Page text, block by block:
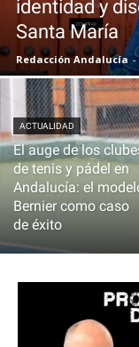
identidad y
Santa María
Redacción Andalucía -
ACTUALIDAD
El auge de los
de tenis y pádel en
Andalucía: el
Bernier como caso
de éxito